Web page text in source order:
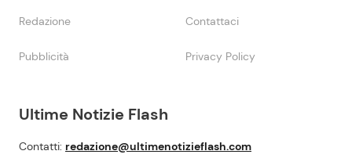
Ultime Notizie Flash
Contatti: redazione@ultimenotizieflash.com
Redazione Contattaci
Pubblicità Privacy Policy